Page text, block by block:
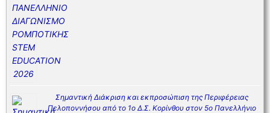
Σημαντική Διάκριση και εκπροσώπιση της Περιφέρειας
Πελοποννήσου από το 1ο Δ.Σ. Κορίνθου στον 5ο Πανελλήνιο